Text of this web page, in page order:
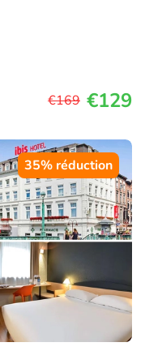
€169 €129
35% réduction